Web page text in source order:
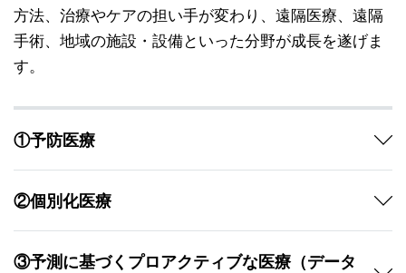
方法、治療やケアの担い手が変わり、遠隔医療、遠隔
手術、地域の施設・設備といった分野が成長を遂げま
す。
①予防医療
②個別化医療
③予測に基づくプロアクティブな医療（データ